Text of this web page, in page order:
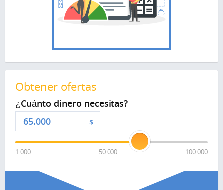
Obtener ofertas
¿Cuánto dinero necesitas?
$
1 000 50 000 100 000